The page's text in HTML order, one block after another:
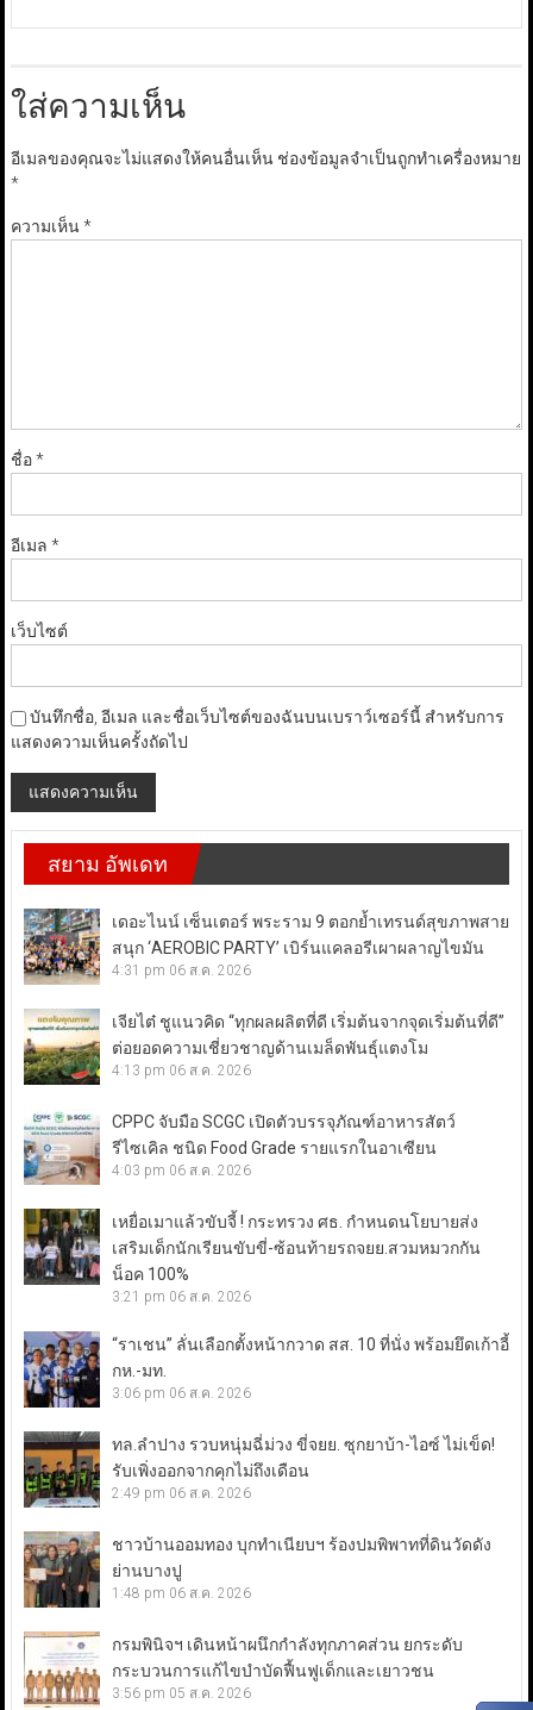
ใส่ความเห็น
อีเมลของคุณจะไม่แสดงให้คนอื่นเห็น ช่องข้อมูลจำเป็นถูกทำเครื่องหมาย
*
ความเห็น*
ชื่อ*
อีเมล *
เว็บไซต์
บันทึกชื่อ, อีเมล และชื่อเว็บไซต์ของฉันบนเบราว์เซอร์นี้ สำหรับการ
แสดงความเห็นครั้งถัดไป
สยาม อัพเดท
เดอะไนน์ เซ็นเตอร์ พระราม 9 ตอกย้ำเทรนด์สุขภาพสาย
สนุก ‘AEROBIC PARTY’ เบิร์นแคลอรีเผาผลาญไขมัน
4:31 pm 06 ส.ค. 2026
เจียไต๋ ชูแนวคิด “ทุกผลผลิตที่ดี เริ่มต้นจากจุดเริ่มต้นที่ดี”
ต่อยอดความเชี่ยวชาญด้านเมล็ดพันธุ์แตงโม
4:13 pm 06 ส.ค. 2026
CPPC จับมือ SCGC เปิดตัวบรรจุภัณฑ์อาหารสัตว์
รีไซเคิล ชนิด Food Grade รายแรกในอาเซียน
4:03 pm 06 ส.ค. 2026
เหยื่อเมาแล้วขับจี้ ! กระทรวง ศธ. กำหนดนโยบายส่ง
เสริมเด็กนักเรียนขับขี่-ซ้อนท้ายรถจยย.สวมหมวกกัน
น็อค 100%
3:21 pm 06 ส.ค. 2026
“ราเชน” ลั่นเลือกตั้งหน้ากวาด สส. 10 ที่นั่ง พร้อมยึดเก้าอี้
กห.-มท.
3:06 pm 06 ส.ค. 2026
ทล.ลำปาง รวบหนุ่มฉี่ม่วง ขี่จยย. ซุกยาบ้า-ไอซ์ ไม่เข็ด!
รับเพิ่งออกจากคุกไม่ถึงเดือน
2:49 pm 06 ส.ค. 2026
ชาวบ้านออมทอง บุกทำเนียบฯ ร้องปมพิพาทที่ดินวัดดัง
ย่านบางปู
1:48 pm 06 ส.ค. 2026
กรมพินิจฯ เดินหน้าผนึกกำลังทุกภาคส่วน ยกระดับ
กระบวนการแก้ไขบำบัดฟื้นฟูเด็กและเยาวชน
3:56 pm 05 ส.ค. 2026